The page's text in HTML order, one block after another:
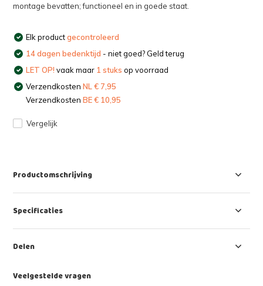
montage bevatten; functioneel en in goede staat.
Elk productgecontroleerd
14 dagen bedenktijd - niet goed? Geld terug
LET OP! vaak maar 1 stuks op voorraad
VerzendkostenNL € 7,95
VerzendkostenBE € 10,95
Vergelijk
Productomschrijving
Specificaties
Delen
Veelgestelde vragen